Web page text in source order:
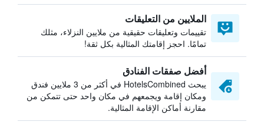
الملايين من التعليقات
تقييمات وتعليقات حقيقية من ملايين النزلاء، مثلك
تمامًا. احجز إقامتك المثالية بكل ثقة!
أفضل صفقات الفنادق
يبحث HotelsCombined في أكثر من 3 ملايين فندق
ومكان إقامة ويجمعهم في مكان واحد حتى تتمكن من
مقارنة أماكن الإقامة المثالية.